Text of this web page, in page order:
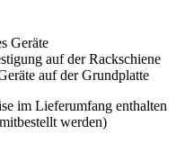
Geräte
auf der Rackschiene
auf der Grundplatte
im Lieferumfang enthalten
werden)